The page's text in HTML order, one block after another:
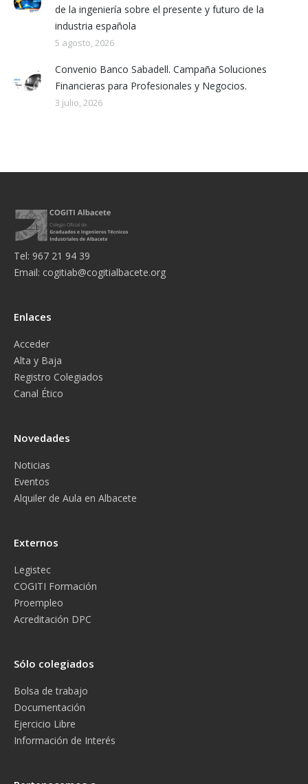
de la ingeniería sobre el presente y futuro de la
industria española
5 agosto, 2026
Convenio Banco Sabadell. Campaña Soluciones
Financieras para Profesionales y Negocios.
3 julio, 2026
Tel: 967 21 94 39
Email: cogitiab@cogitialbacete.org
Enlaces
Acceder
Alta y Baja
Registro Colegiados
Canal Ético
Novedades
Noticias
Eventos
Alquiler de Aula en Albacete
Externos
Legistec
COGITI Formación
Proempleo
Acreditación DPC
Sólo colegiados
Bolsa de trabajo
Documentación
Ejercicio Libre
Información de Interés